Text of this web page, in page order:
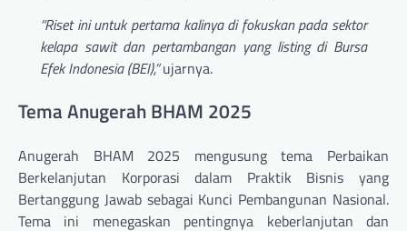
“Riset ini untuk pertama kalinya di fokuskan pada sektor
kelapa sawit dan pertambangan yang listing di Bursa
Efek Indonesia (BEI),”ujarnya.
Tema Anugerah BHAM 2025
Anugerah BHAM 2025 mengusung tema Perbaikan
Berkelanjutan Korporasi dalam Praktik Bisnis yang
Bertanggung Jawab sebagai Kunci Pembangunan Nasional.
Tema ini menegaskan pentingnya keberlanjutan dan